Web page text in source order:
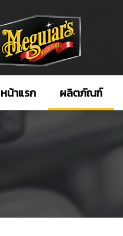
หน้าแรก ผลิตภัณฑ์